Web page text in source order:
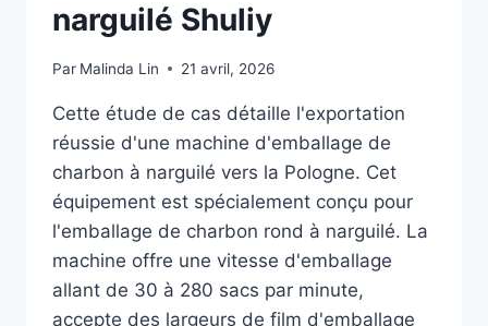
narguilé Shuliy
Par Malinda Lin 21 avril, 2026
Cette étude de cas détaille l'exportation
réussie d'une machine d'emballage de
charbon à narguilé vers la Pologne. Cet
équipement est spécialement conçu pour
l'emballage de charbon rond à narguilé. La
machine offre une vitesse d'emballage
allant de 30 à 280 sacs par minute,
accepte des largeurs de film d'emballage